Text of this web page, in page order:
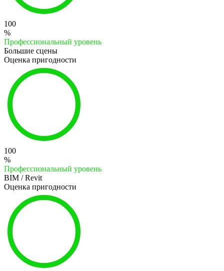
100
%
Профессиональный уровень
Большие сцены
Оценка пригодности
100
%
Профессиональный уровень
BIM / Revit
Оценка пригодности